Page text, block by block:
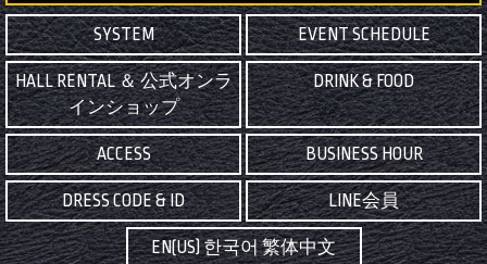
SYSTEM EVENT SCHEDULE
HALL RENTAL ＆ 公式オンラ
インショップ
DRINK & FOOD
ACCESS BUSINESS HOUR
DRESS CODE & ID LINE会員
EN(US) 한국어 繁体中文